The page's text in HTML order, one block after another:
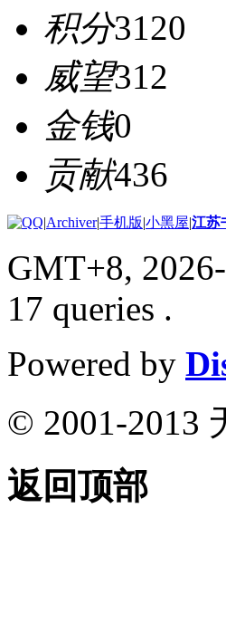
积分3120
威望312
金钱0
贡献436
|Archiver|手机版|小黑屋|江苏
GMT+8,
17 queries .
Powered by
© 2001-2013
返回顶部